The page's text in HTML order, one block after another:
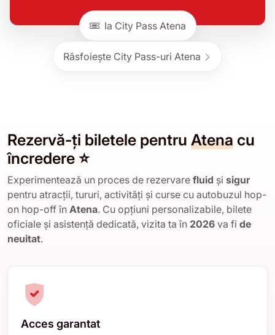
Ia City Pass Atena
Răsfoiește City Pass-uri Atena
Rezervă-ți biletele pentru Atena cu
încredere ⭐
Experimentează un proces de rezervare fluid și sigur
pentru atracții, tururi, activități și curse cu autobuzul hop-
on hop-off în Atena. Cu opțiuni personalizabile, bilete
oficiale și asistență dedicată, vizita ta în 2026 va fi de
neuitat.
Acces garantat